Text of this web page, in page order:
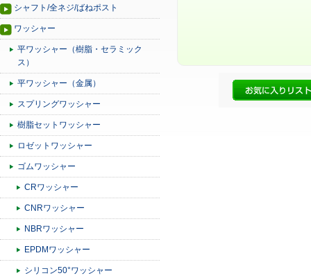
シャフト/全ネジ/ばねポスト
ワッシャー
平ワッシャー（樹脂・セラミック
ス）
平ワッシャー（金属）
スプリングワッシャー
樹脂セットワッシャー
ロゼットワッシャー
ゴムワッシャー
CRワッシャー
CNRワッシャー
NBRワッシャー
EPDMワッシャー
シリコン50°ワッシャー